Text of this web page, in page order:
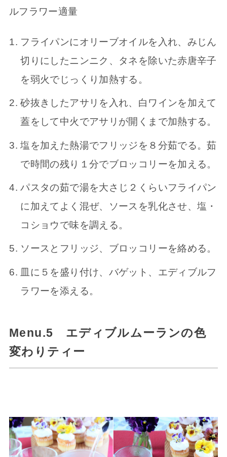
ルフラワー適量
フライパンにオリーブオイルを入れ、みじん
切りにしたニンニク、タネを除いた赤唐辛子
を弱火でじっくり加熱する。
砂抜きしたアサリを入れ、白ワインを加えて
蓋をして中火でアサリが開くまで加熱する。
塩を加えた熱湯でフリッジを８分茹でる。茹
で時間の残り１分でブロッコリーを加える。
パスタの茹で湯を大さじ２くらいフライパン
に加えてよく混ぜ、ソースを乳化させ、塩・
コショウで味を調える。
ソースとフリッジ、ブロッコリーを絡める。
皿に５を盛り付け、バゲット、エディブルフ
ラワーを添える。
Menu.5 エディブルムーランの色
変わりティー